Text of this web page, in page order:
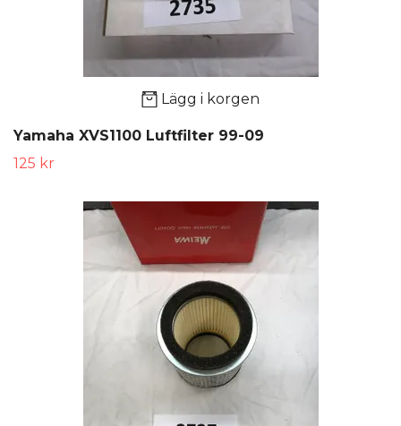
Lägg i korgen
Yamaha XVS1100 Luftfilter 99-09
125 kr